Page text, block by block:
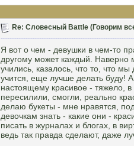
Re: Словесный Battle (Говорим
Я вот о чем - девушки в чем-то
другому может каждый. Наверно
учились, казалось, что то, что
учится, еще лучше делать буду!
настоящему красивое - тяжело,
пересилили, смогли, реально
делаю букеты - мне нравятся,
девочкам знать - какие они -
писать в журналах и блогах, в
ведь так правда сделают, даже